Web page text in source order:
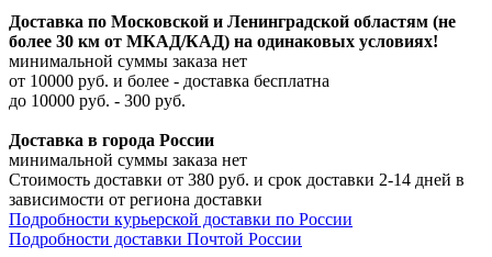
Доставка по Московской и Ленинградской областям (не
более 30 км от МКАД/КАД) на одинаковых условиях!
минимальной суммы заказа нет
от 10000 руб. и более - доставка бесплатна
до 10000 руб. - 300 руб.
Доставка в города России
минимальной суммы заказа нет
Стоимость доставки от 380 руб. и срок доставки 2-14 дней в
зависимости от региона доставки
Подробности курьерской доставки по России
Подробности доставки Почтой России